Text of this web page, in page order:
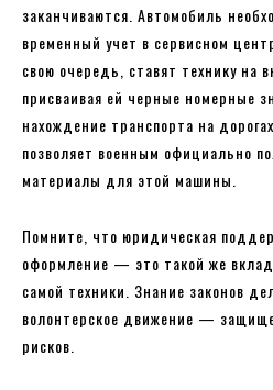
заканчиваются. Автомобиль
временный учет в сервисном
свою очередь, ставят технику на
присваивая ей черные номерные
нахождение транспорта на
позволяет военным официально
материалы для этой машины.
Помните, что юридическая
оформление — это такой же вклад
самой техники. Знание законов
волонтерское движение —
рисков.